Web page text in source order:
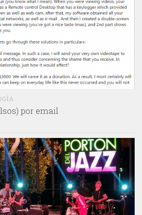
por email